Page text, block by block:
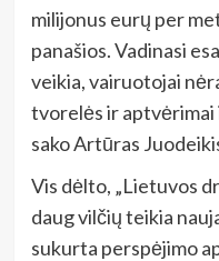
milijonus eurų per
panašios. Vadinasi
veikia, vairuotojai
tvorelės ir aptvėrimai
sako Artūras
Vis dėlto, „Lietuvos
daug vilčių teikia
sukurta perspėjimo